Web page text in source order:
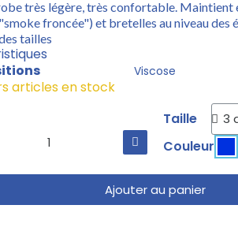
très légère, très confortable. Maintient
froncée") et bretelles au niveau des
tailles
Viscose
articles en stock
Taille
Couleur
Ajouter au panier